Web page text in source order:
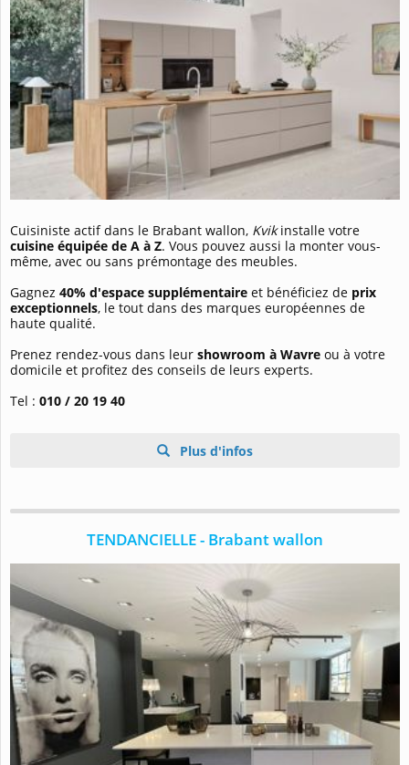
Cuisiniste actif dans le Brabant wallon, Kvikinstalle votre
cuisine équipée de A à Z. Vous pouvez aussi la monter vous-
même, avec ou sans prémontage des meubles.
Gagnez 40% d'espace supplémentaire et bénéficiez de prix
exceptionnels, le tout dans des marques européennes de
haute qualité.
Prenez rendez-vous dans leur showroom à Wavre ou à votre
domicile et profitez des conseils de leurs experts.
Tel : 010 / 20 19 40
Plus d'infos
TENDANCIELLE - Brabant wallon